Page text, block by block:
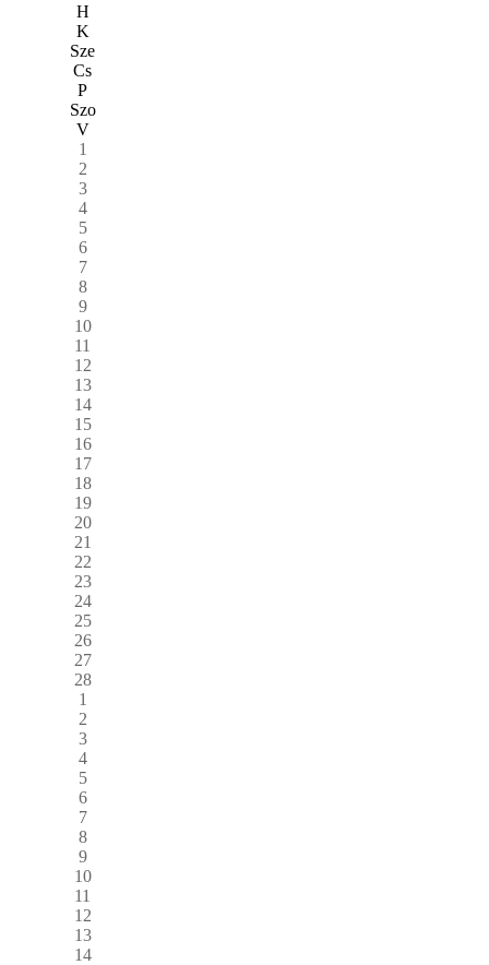
H
K
Sze
Cs
P
Szo
V
1
2
3
4
5
6
7
8
9
10
11
12
13
14
15
16
17
18
19
20
21
22
23
24
25
26
27
28
1
2
3
4
5
6
7
8
9
10
11
12
13
14